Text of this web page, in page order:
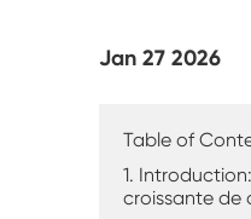
Chambre d'essai de
Chambre de plain-
Jan 27 2026
Table of
1.
croissante de